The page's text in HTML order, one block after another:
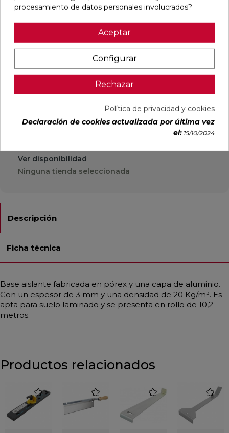
21,70 € IVA incl.
Ver disponibilidad
Ninguna tienda seleccionada
Descripción
Ficha técnica
Base aislante fabricada en pórex y una capa de aluminio.
Con un espesor de 3 mm y una densidad de 20 Kg/m³. Es
apta para suelo laminado y se presenta en rollo de 10,2
metros.
Productos relacionados
favorite favorite favorite
procesamiento de datos personales involucrados?
Aceptar
Configurar
Rechazar
Política de privacidad y cookies
Declaración de cookies actualizada por última vez
el: 15/10/2024